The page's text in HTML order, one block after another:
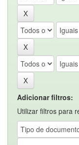
Adicionar filtros:
Utilizar filtros para